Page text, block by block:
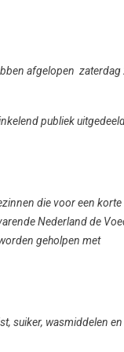
afgelopen zaterdag
publiek
die voor een
Nederland de
geholpen met
suiker, wasmiddelen en